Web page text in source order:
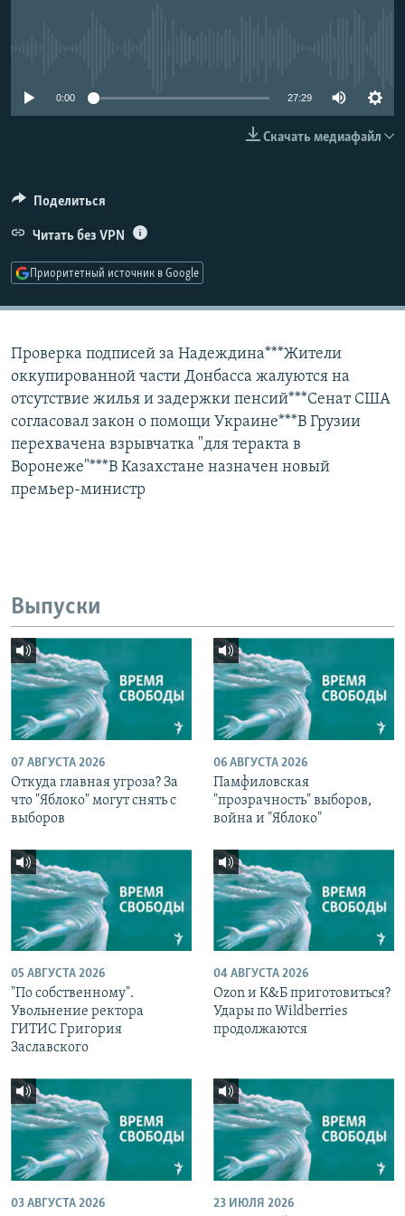
СОЦИАЛЬНЫЕ СЕТИ
0:00 27:29
Скачать медиафайл
Поделиться
Читать без VPN
Приоритетный источник в Google
Проверка подписей за Надеждина***Жители
оккупированной части Донбасса жалуются на
отсутствие жилья и задержки пенсий***Сенат США
согласовал закон о помощи Украине***В Грузии
перехвачена взрывчатка "для теракта в
Воронеже"***В Казахстане назначен новый
премьер-министр
Выпуски
07 АВГУСТА 2026
Откуда главная угроза? За
что "Яблоко" могут снять с
выборов
06 АВГУСТА 2026
Памфиловская
"прозрачность" выборов,
война и "Яблоко"
05 АВГУСТА 2026
"По собственному".
Увольнение ректора
ГИТИС Григория
Заславского
04 АВГУСТА 2026
Ozon и К&Б приготовиться?
Удары по Wildberries
продолжаются
03 АВГУСТА 2026 23 ИЮЛЯ 2026